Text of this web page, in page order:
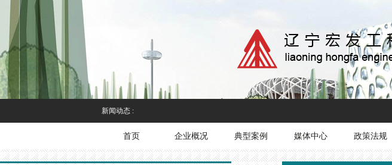
新闻动态 :
首页 企业概况 典型案例 媒体中心 政策法规